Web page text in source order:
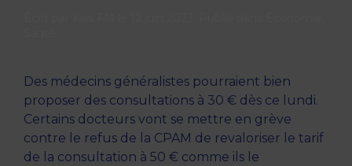
Des médecins généralistes pourraient bien
proposer des consultations à 30 € dès ce lundi.
Certains docteurs vont se mettre en grève
contre le refus de la CPAM de revaloriser le tarif
de la consultation à 50 € comme ils le